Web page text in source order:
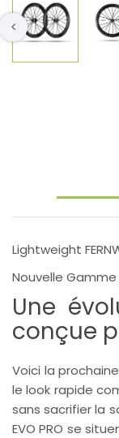
Lightweight
Nouvelle Gamme
Une
conçue
Voici la
le look rapide
sans sacrifier la
EVO PRO se